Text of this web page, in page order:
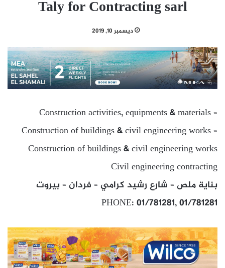
Taly for Contracting sarl
ديسمبر 10, 2019
Construction activities, equipments & materials –
Construction of buildings & civil engineering works –
Construction of buildings & civil engineering works
Civil engineering contracting
بناية ملص – شارع رشيد كرامي – فردان – بيروت
PHONE: 01/781281, 01/781281